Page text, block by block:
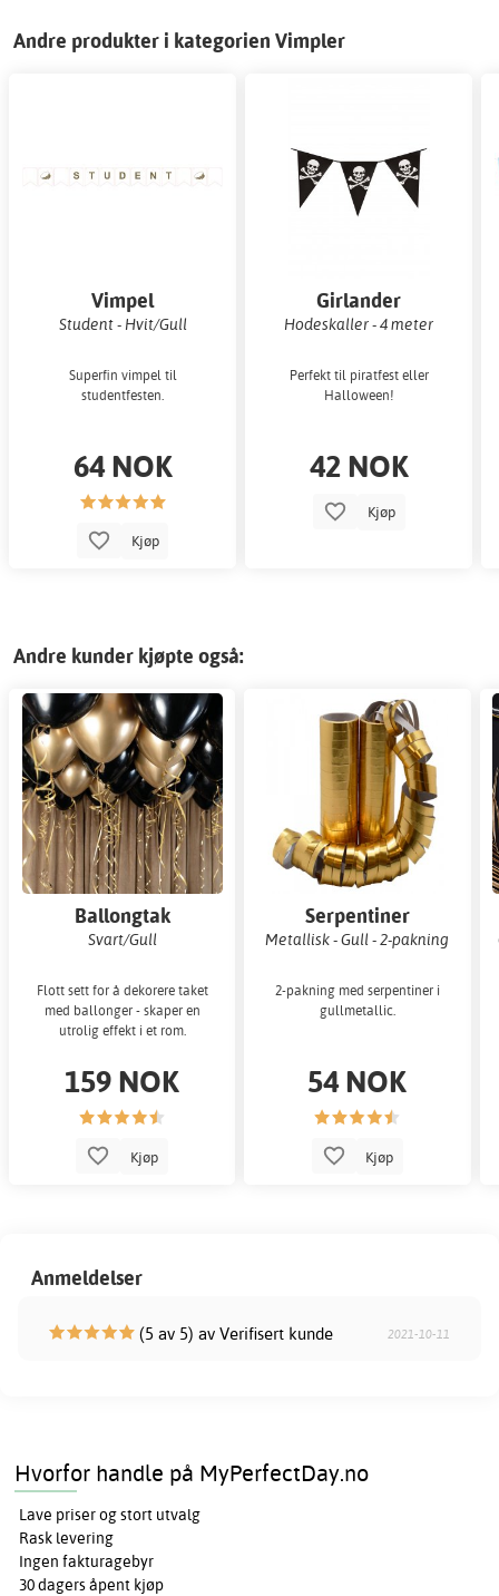
Andre produkter i kategorien Vimpler
Vimpel
Student - Hvit/Gull
Superfin vimpel til
studentfesten.
64 NOK
Kjøp
Girlander
Hodeskaller - 4 meter
Perfekt til piratfest eller
Halloween!
42 NOK
Kjøp
Andre kunder kjøpte også:
Ballongtak
Svart/Gull
Flott sett for å dekorere taket
med ballonger - skaper en
utrolig effekt i et rom.
159 NOK
Kjøp
Serpentiner
Metallisk - Gull - 2-pakning
2-pakning med serpentiner i
gullmetallic.
54 NOK
Kjøp
Anmeldelser
(5 av 5) av Verifisert kunde 2021-10-11
Hvorfor handle på MyPerfectDay.no
Lave priser og stort utvalg
Rask levering
Ingen fakturagebyr
30 dagers åpent kjøp